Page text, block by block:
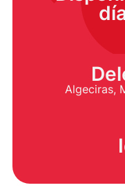
Algeciras,